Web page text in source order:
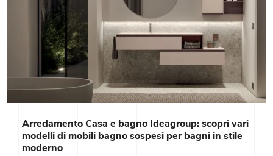
Arredamento Casa e bagno Ideagroup: scopri vari
modelli di mobili bagno sospesi per bagni in stile
moderno